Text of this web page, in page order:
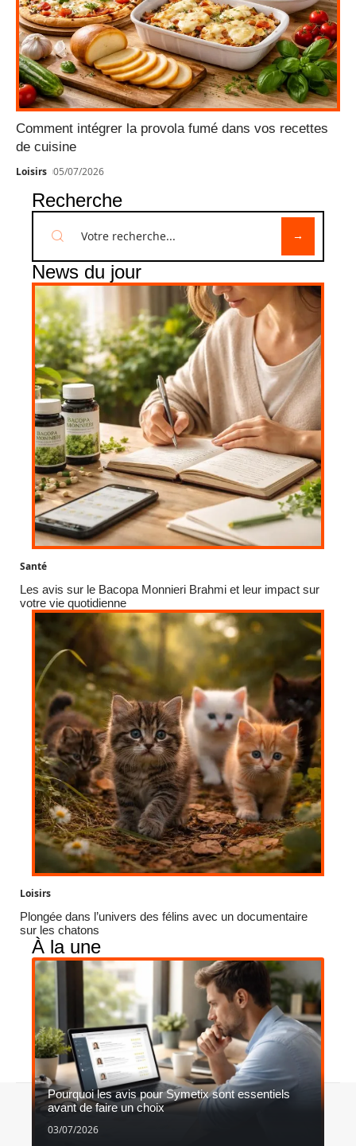
Comment intégrer la provola fumé dans vos recettes
de cuisine
Loisirs 05/07/2026
Recherche
News du jour
Santé
Les avis sur le Bacopa Monnieri Brahmi et leur impact sur
votre vie quotidienne
Loisirs
Plongée dans l’univers des félins avec un documentaire
sur les chatons
À la une
Pourquoi les avis pour Symetix sont essentiels
avant de faire un choix
03/07/2026
Contact Mentions légales Sitemap